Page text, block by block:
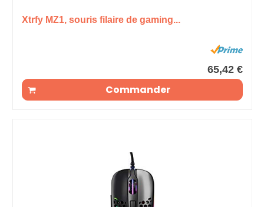
Xtrfy MZ1, souris filaire de gaming...
65,42 €
Commander